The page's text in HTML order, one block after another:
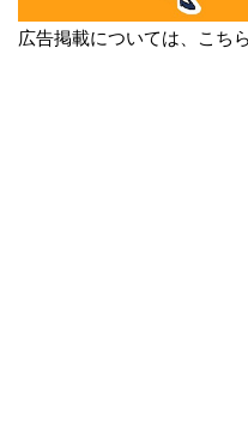
広告掲載については、こち